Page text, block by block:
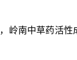
， 岭南中草药活性